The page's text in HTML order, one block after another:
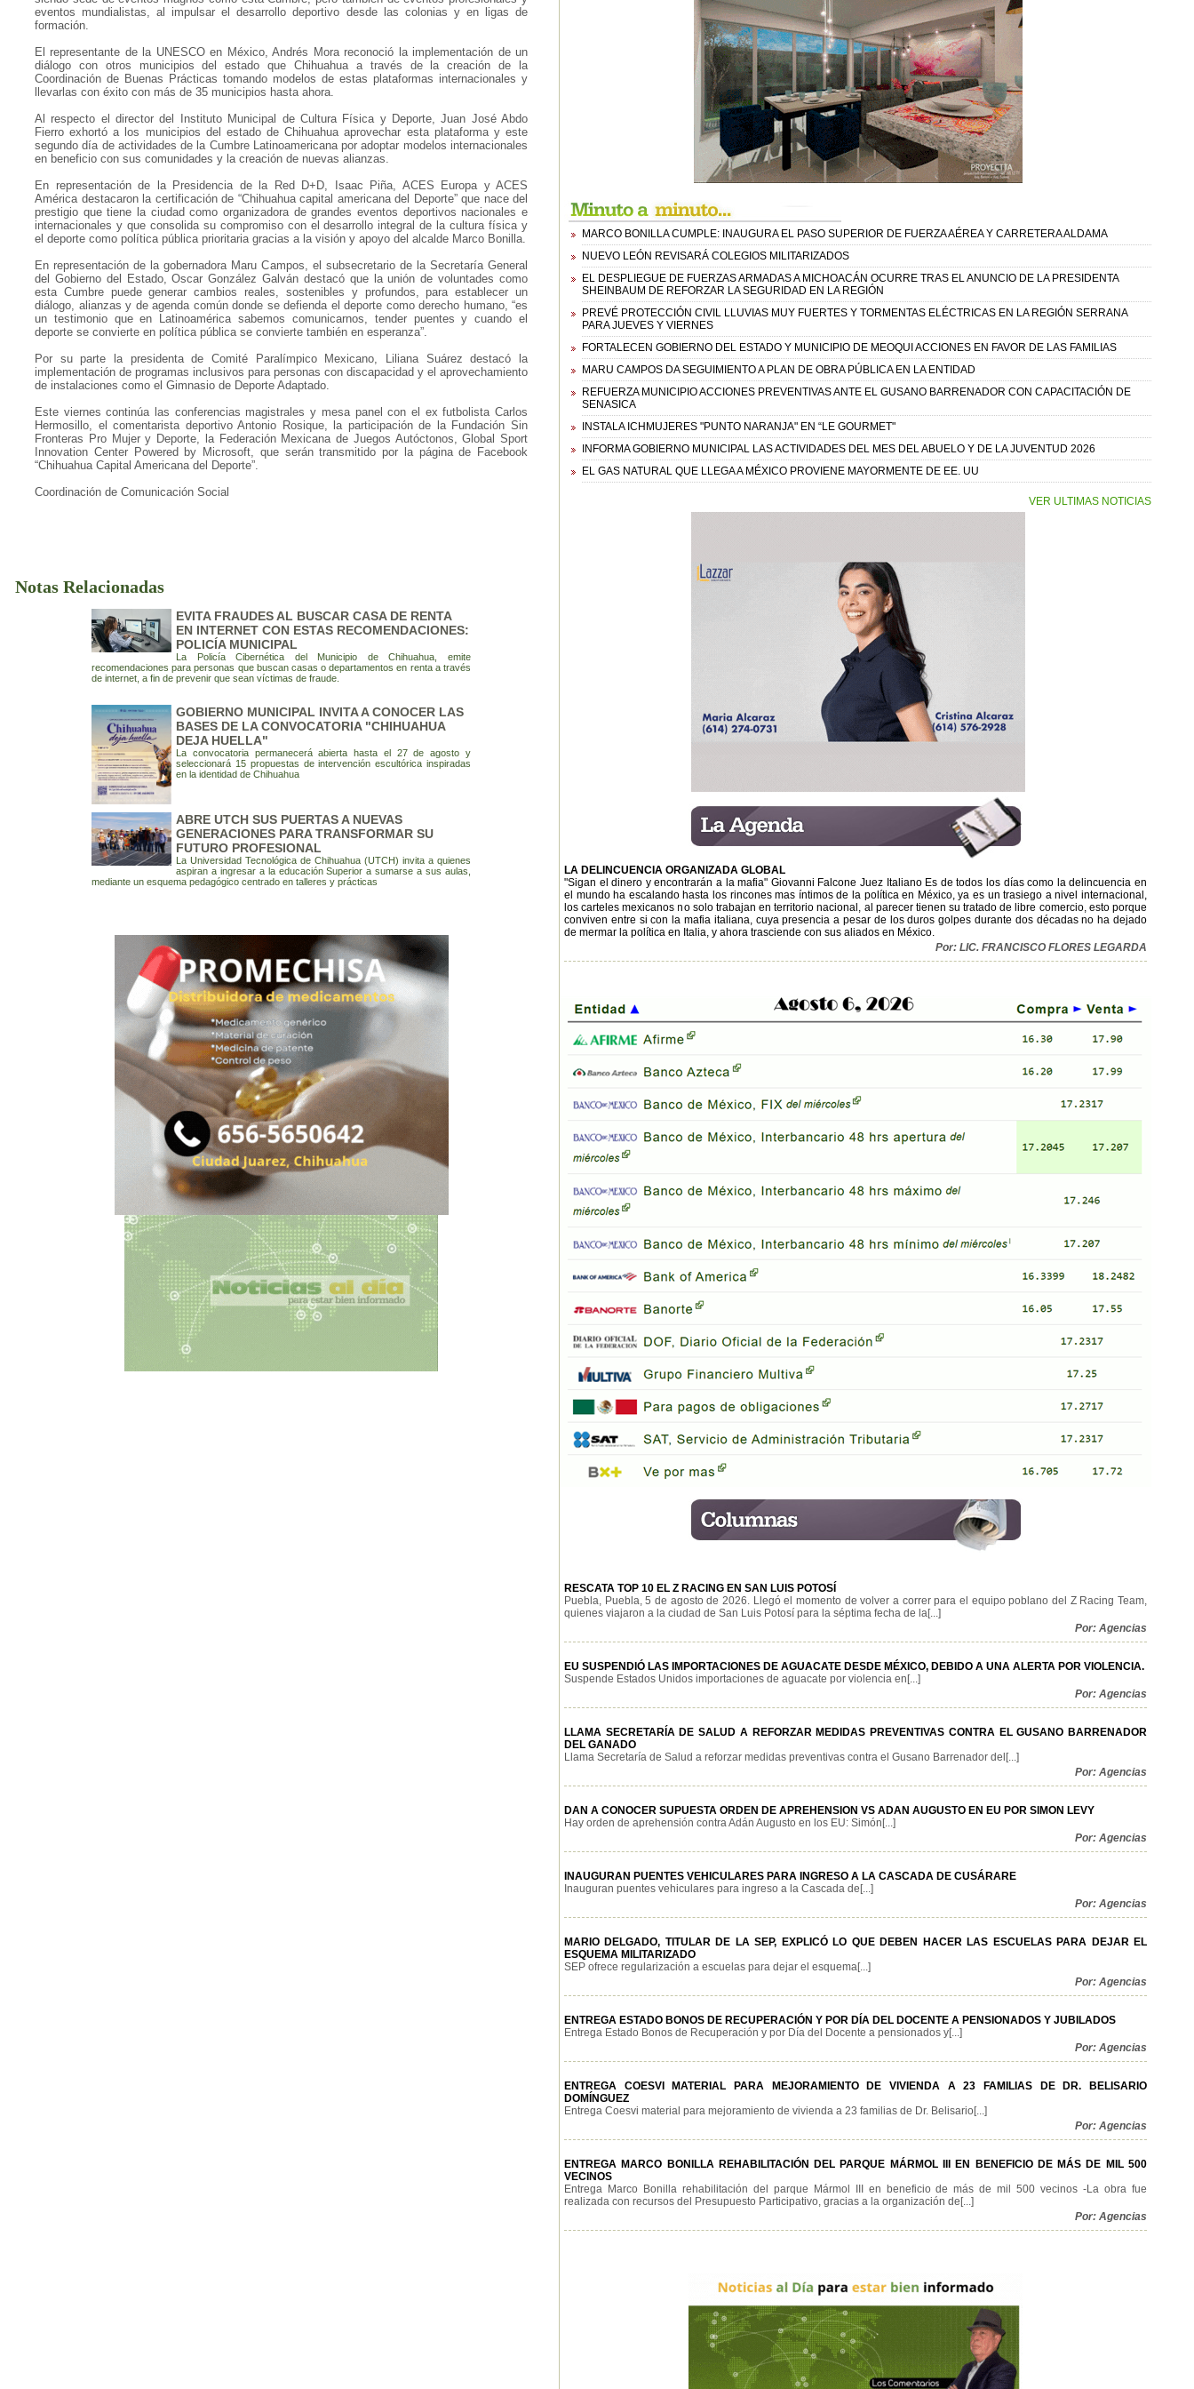
eventos mundialistas, al impulsar el desarrollo deportivo desde las colonias y en ligas de
formación.
El representante de la UNESCO en México, Andrés Mora reconoció la implementación de un
diálogo con otros municipios del estado que Chihuahua a través de la creación de la
Coordinación de Buenas Prácticas tomando modelos de estas plataformas internacionales y
llevarlas con éxito con más de 35 municipios hasta ahora.
Al respecto el director del Instituto Municipal de Cultura Física y Deporte, Juan José Abdo
Fierro exhortó a los municipios del estado de Chihuahua aprovechar esta plataforma y este
segundo día de actividades de la Cumbre Latinoamericana por adoptar modelos internacionales
en beneficio con sus comunidades y la creación de nuevas alianzas.
En representación de la Presidencia de la Red D+D, Isaac Piña, ACES Europa y ACES
América destacaron la certificación de “Chihuahua capital americana del Deporte” que nace del
prestigio que tiene la ciudad como organizadora de grandes eventos deportivos nacionales e
internacionales y que consolida su compromiso con el desarrollo integral de la cultura física y
el deporte como política pública prioritaria gracias a la visión y apoyo del alcalde Marco Bonilla.
En representación de la gobernadora Maru Campos, el subsecretario de la Secretaría General
del Gobierno del Estado, Oscar González Galván destacó que la unión de voluntades como
esta Cumbre puede generar cambios reales, sostenibles y profundos, para establecer un
diálogo, alianzas y de agenda común donde se defienda el deporte como derecho humano, “es
un testimonio que en Latinoamérica sabemos comunicarnos, tender puentes y cuando el
deporte se convierte en política pública se convierte también en esperanza”.
Por su parte la presidenta de Comité Paralímpico Mexicano, Liliana Suárez destacó la
implementación de programas inclusivos para personas con discapacidad y el aprovechamiento
de instalaciones como el Gimnasio de Deporte Adaptado.
Este viernes continúa las conferencias magistrales y mesa panel con el ex futbolista Carlos
Hermosillo, el comentarista deportivo Antonio Rosique, la participación de la Fundación Sin
Fronteras Pro Mujer y Deporte, la Federación Mexicana de Juegos Autóctonos, Global Sport
Innovation Center Powered by Microsoft, que serán transmitido por la página de Facebook
“Chihuahua Capital Americana del Deporte”.
Coordinación de Comunicación Social
Notas Relacionadas
EVITA FRAUDES AL BUSCAR CASA DE RENTA
EN INTERNET CON ESTAS RECOMENDACIONES:
POLICÍA MUNICIPAL
La Policía Cibernética del Municipio de Chihuahua, emite
recomendaciones para personas que buscan casas o departamentos en renta a través
de internet, a fin de prevenir que sean víctimas de fraude.
GOBIERNO MUNICIPAL INVITA A CONOCER LAS
BASES DE LA CONVOCATORIA "CHIHUAHUA
DEJA HUELLA"
La convocatoria permanecerá abierta hasta el 27 de agosto y
seleccionará 15 propuestas de intervención escultórica inspiradas
en la identidad de Chihuahua
ABRE UTCH SUS PUERTAS A NUEVAS
GENERACIONES PARA TRANSFORMAR SU
FUTURO PROFESIONAL
La Universidad Tecnológica de Chihuahua (UTCH) invita a quienes
aspiran a ingresar a la educación Superior a sumarse a sus aulas,
mediante un esquema pedagógico centrado en talleres y prácticas
MARCO BONILLA CUMPLE: INAUGURA EL PASO SUPERIOR DE FUERZA AÉREA Y CARRETERA ALDAMA
NUEVO LEÓN REVISARÁ COLEGIOS MILITARIZADOS
EL DESPLIEGUE DE FUERZAS ARMADAS A MICHOACÁN OCURRE TRAS EL ANUNCIO DE LA PRESIDENTA
SHEINBAUM DE REFORZAR LA SEGURIDAD EN LA REGIÓN
PREVÉ PROTECCIÓN CIVIL LLUVIAS MUY FUERTES Y TORMENTAS ELÉCTRICAS EN LA REGIÓN SERRANA
PARA JUEVES Y VIERNES
FORTALECEN GOBIERNO DEL ESTADO Y MUNICIPIO DE MEOQUI ACCIONES EN FAVOR DE LAS FAMILIAS
MARU CAMPOS DA SEGUIMIENTO A PLAN DE OBRA PÚBLICA EN LA ENTIDAD
REFUERZA MUNICIPIO ACCIONES PREVENTIVAS ANTE EL GUSANO BARRENADOR CON CAPACITACIÓN DE
SENASICA
INSTALA ICHMUJERES "PUNTO NARANJA" EN “LE GOURMET"
INFORMA GOBIERNO MUNICIPAL LAS ACTIVIDADES DEL MES DEL ABUELO Y DE LA JUVENTUD 2026
EL GAS NATURAL QUE LLEGA A MÉXICO PROVIENE MAYORMENTE DE EE. UU
VER ULTIMAS NOTICIAS
LA DELINCUENCIA ORGANIZADA GLOBAL
"Sigan el dinero y encontrarán a la mafia" Giovanni Falcone Juez Italiano Es de todos los días como la delincuencia en
el mundo ha escalando hasta los rincones mas íntimos de la política en México, ya es un trasiego a nivel internacional,
los carteles mexicanos no solo trabajan en territorio nacional, al parecer tienen su tratado de libre comercio, esto porque
conviven entre si con la mafia italiana, cuya presencia a pesar de los duros golpes durante dos décadas no ha dejado
de mermar la política en Italia, y ahora trasciende con sus aliados en México.
Por: LIC. FRANCISCO FLORES LEGARDA
RESCATA TOP 10 EL Z RACING EN SAN LUIS POTOSÍ
Puebla, Puebla, 5 de agosto de 2026. Llegó el momento de volver a correr para el equipo poblano del Z Racing Team,
quienes viajaron a la ciudad de San Luis Potosí para la séptima fecha de la[...]
Por: Agencias
EU SUSPENDIÓ LAS IMPORTACIONES DE AGUACATE DESDE MÉXICO, DEBIDO A UNA ALERTA POR VIOLENCIA.
Suspende Estados Unidos importaciones de aguacate por violencia en[...]
Por: Agencias
LLAMA SECRETARÍA DE SALUD A REFORZAR MEDIDAS PREVENTIVAS CONTRA EL GUSANO BARRENADOR
DEL GANADO
Llama Secretaría de Salud a reforzar medidas preventivas contra el Gusano Barrenador del[...]
Por: Agencias
DAN A CONOCER SUPUESTA ORDEN DE APREHENSION VS ADAN AUGUSTO EN EU POR SIMON LEVY
Hay orden de aprehensión contra Adán Augusto en los EU: Simón[...]
Por: Agencias
INAUGURAN PUENTES VEHICULARES PARA INGRESO A LA CASCADA DE CUSÁRARE
Inauguran puentes vehiculares para ingreso a la Cascada de[...]
Por: Agencias
MARIO DELGADO, TITULAR DE LA SEP, EXPLICÓ LO QUE DEBEN HACER LAS ESCUELAS PARA DEJAR EL
ESQUEMA MILITARIZADO
SEP ofrece regularización a escuelas para dejar el esquema[...]
Por: Agencias
ENTREGA ESTADO BONOS DE RECUPERACIÓN Y POR DÍA DEL DOCENTE A PENSIONADOS Y JUBILADOS
Entrega Estado Bonos de Recuperación y por Día del Docente a pensionados y[...]
Por: Agencias
ENTREGA COESVI MATERIAL PARA MEJORAMIENTO DE VIVIENDA A 23 FAMILIAS DE DR. BELISARIO
DOMÍNGUEZ
Entrega Coesvi material para mejoramiento de vivienda a 23 familias de Dr. Belisario[...]
Por: Agencias
ENTREGA MARCO BONILLA REHABILITACIÓN DEL PARQUE MÁRMOL III EN BENEFICIO DE MÁS DE MIL 500
VECINOS
Entrega Marco Bonilla rehabilitación del parque Mármol III en beneficio de más de mil 500 vecinos -La obra fue
realizada con recursos del Presupuesto Participativo, gracias a la organización de[...]
Por: Agencias